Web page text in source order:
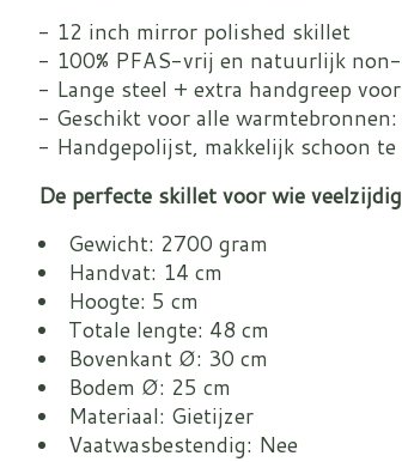
- 12 inch mirror polished skillet
- 100% PFAS-vrij en natuurlijk
- Lange steel + extra handgreep
- Geschikt voor alle
- Handgepolijst, makkelijk schoon te
De perfecte skillet voor wie
Gewicht: 2700 gram
Handvat: 14 cm
Hoogte: 5 cm
Totale lengte: 48 cm
Bovenkant Ø: 30 cm
Bodem Ø: 25 cm
Materiaal: Gietijzer
Vaatwasbestendig: Nee